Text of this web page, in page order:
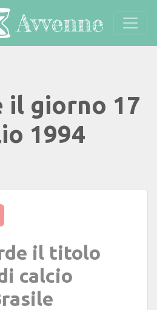
il giorno 17
1994
il titolo
calcio